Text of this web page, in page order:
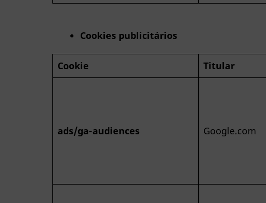
Cookies publicitários
Cookie Titular
ads/ga-audiences Google.com